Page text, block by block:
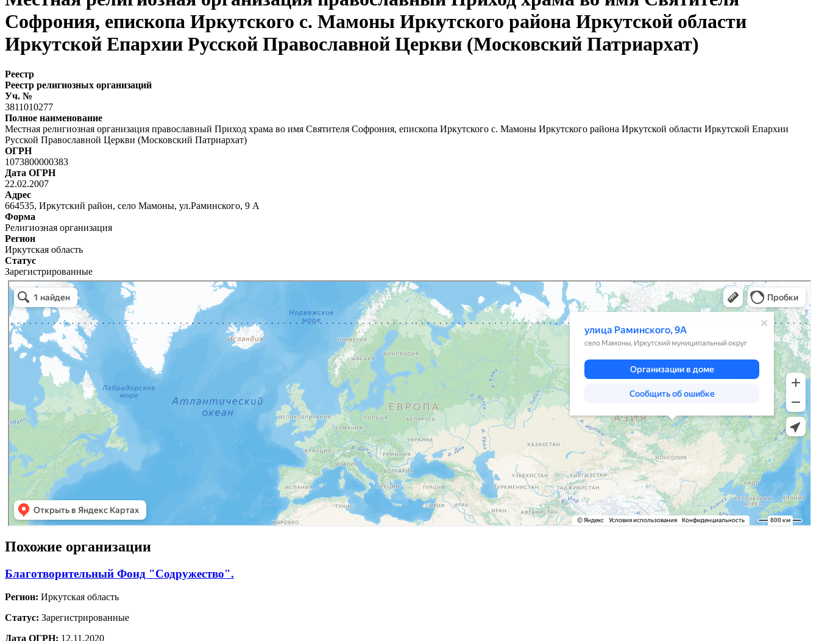
Софрония, епископа Иркутского с. Мамоны Иркутского района Иркутской области
Иркутской Епархии Русской Православной Церкви (Московский Патриархат)
Реестр
Реестр религиозных организаций
Уч. №
3811010277
Полное наименование
Местная религиозная организация православный Приход храма во имя Святителя Софрония, епископа Иркутского с. Мамоны Иркутского района Иркутской области Иркутской Епархии
Русской Православной Церкви (Московский Патриархат)
ОГРН
1073800000383
Дата ОГРН
22.02.2007
Адрес
664535, Иркутский район, село Мамоны, ул.Раминского, 9 А
Форма
Религиозная организация
Регион
Иркутская область
Статус
Зарегистрированные
Похожие организации
Благотворительный Фонд "Содружество".
Регион: Иркутская область
Статус: Зарегистрированные
Дата ОГРН: 12.11.2020